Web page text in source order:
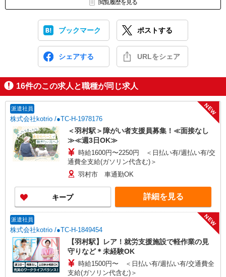
閲覧履歴を見る
ブックマーク ポストする
シェアする URLをシェア
16件のこの求人と職種が同じ求人
派遣社員
株式会社kotrio /●TC-H-1978176
NEW
＜羽村駅＞障がい者支援員募集！≪面接なし
≫≪週3日OK≫
時給1600円〜2250円 ＜日払い有/週払い有/交
通費全支給(ガソリン代含む)＞
羽村市 車通勤OK
キープ 詳細を見る
派遣社員
株式会社kotrio /●TC-H-1849454
NEW
【羽村駅】レア！就労支援施設で軽作業の見
守りなど＊未経験OK
時給1500円〜 ＜日払い有/週払い有/交通費全
支給(ガソリン代含む)＞